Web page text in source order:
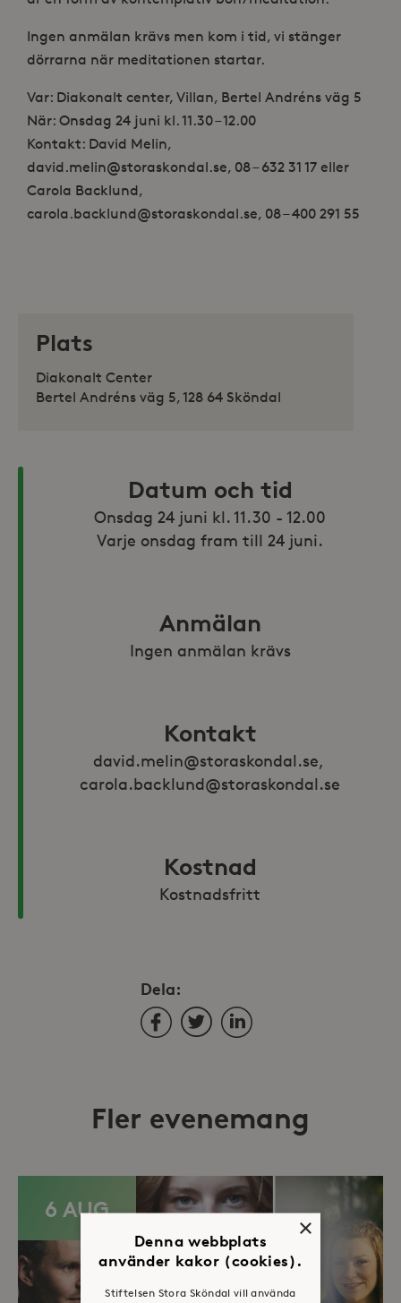
Ingen anmälan krävs men kom i tid, vi stänger
dörrarna när meditationen startar.
Var: Diakonalt center, Villan, Bertel Andréns väg 5
När: Onsdag 24 juni kl. 11.30 – 12.00
Kontakt: David Melin,
david.melin@storaskondal.se, 08 – 632 31 17 eller
Carola Backlund,
carola.backlund@storaskondal.se, 08 – 400 291 55
Plats
Diakonalt Center
Bertel Andréns väg 5, 128 64 Sköndal
Datum och tid
Onsdag 24 juni kl. 11.30 - 12.00
Varje onsdag fram till 24 juni.
Anmälan
Ingen anmälan krävs
Kontakt
david.melin@storaskondal.se,
carola.backlund@storaskondal.se
Kostnad
Kostnadsfritt
Dela:
FacebookTwitterLinkedIn
Fler evenemang
6 AUG
×
Denna webbplats
använder kakor (cookies).
Stiftelsen Stora Sköndal vill använda